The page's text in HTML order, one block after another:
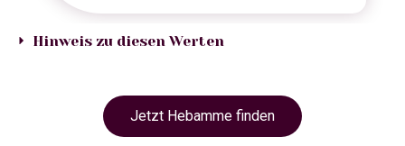
Hinweis zu diesen Werten
Jetzt Hebamme finden